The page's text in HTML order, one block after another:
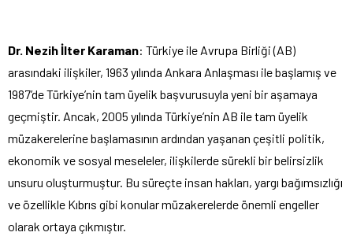
Dr. Nezih İlter Karaman: Türkiye ile Avrupa Birliği (AB)
arasındaki ilişkiler, 1963 yılında Ankara Anlaşması ile başlamış ve
1987’de Türkiye’nin tam üyelik başvurusuyla yeni bir aşamaya
geçmiştir. Ancak, 2005 yılında Türkiye’nin AB ile tam üyelik
müzakerelerine başlamasının ardından yaşanan çeşitli politik,
ekonomik ve sosyal meseleler, ilişkilerde sürekli bir belirsizlik
unsuru oluşturmuştur. Bu süreçte insan hakları, yargı bağımsızlığı
ve özellikle Kıbrıs gibi konular müzakerelerde önemli engeller
olarak ortaya çıkmıştır.